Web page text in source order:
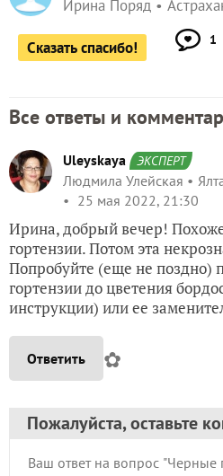
Ирина Поряд
Сказать спасибо! 1
Все ответы и
Uleyskaya ЭКСПЕРТ
Людмила Улейская
25 мая 2022, 21:30
Ирина, добрый вечер!
гортензии. Потом эта
Попробуйте (еще не поздно)
гортензии до цветения
инструкции) или ее
Ответить ✿
Пожалуйста, оставьте